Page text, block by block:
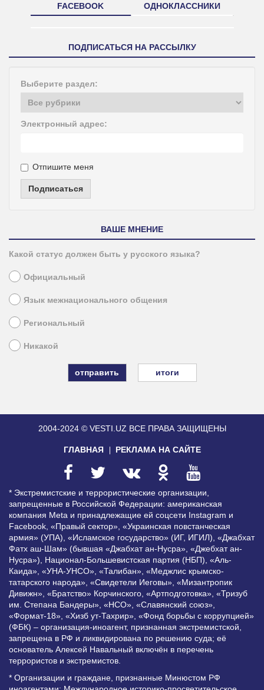
FACEBOOK ОДНОКЛАССНИКИ
ПОДПИСАТЬСЯ НА РАССЫЛКУ
Выберите раздел:
Электронный адрес:
Отпишите меня
Подписаться
ВАШЕ МНЕНИЕ
Какой статус должен быть у русского языка?
Официальный
Язык межнационального общения
Региональный
Никакой
итоги
2004-2024 © VESTI.UZ ВСЕ ПРАВА ЗАЩИЩЕНЫ
ГЛАВНАЯ РЕКЛАМА НА САЙТЕ
* Экстремистские и террористические организации,
запрещенные в Российской Федерации: американская
компания Meta и принадлежащие ей соцсети Instagram и
Facebook, «Правый сектор», «Украинская повстанческая
армия» (УПА), «Исламское государство» (ИГ, ИГИЛ), «Джабхат
Фатх аш-Шам» (бывшая «Джабхат ан-Нусра», «Джебхат ан-
Нусра»), Национал-Большевистская партия (НБП), «Аль-
Каида», «УНА-УНСО», «Талибан», «Меджлис крымско-
татарского народа», «Свидетели Иеговы», «Мизантропик
Дивижн», «Братство» Корчинского, «Артподготовка», «Тризуб
им. Степана Бандеры», «НСО», «Славянский союз»,
«Формат-18», «Хизб ут-Тахрир», «Фонд борьбы с коррупцией»
(ФБК) – организация-иноагент, признанная экстремистской,
запрещена в РФ и ликвидирована по решению суда; её
основатель Алексей Навальный включён в перечень
террористов и экстремистов.
* Организации и граждане, признанные Минюстом РФ